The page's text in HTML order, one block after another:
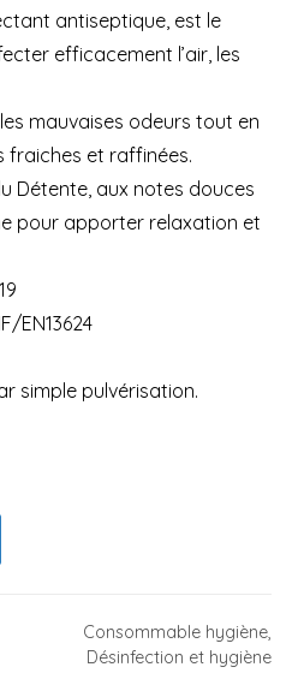
antiseptique, est le
efficacement l’air, les
mauvaises odeurs tout en
fraiches et raffinées.
Détente, aux notes douces
pour apporter relaxation et
EN13624
simple pulvérisation.
Consommable hygiène,
Désinfection et hygiène